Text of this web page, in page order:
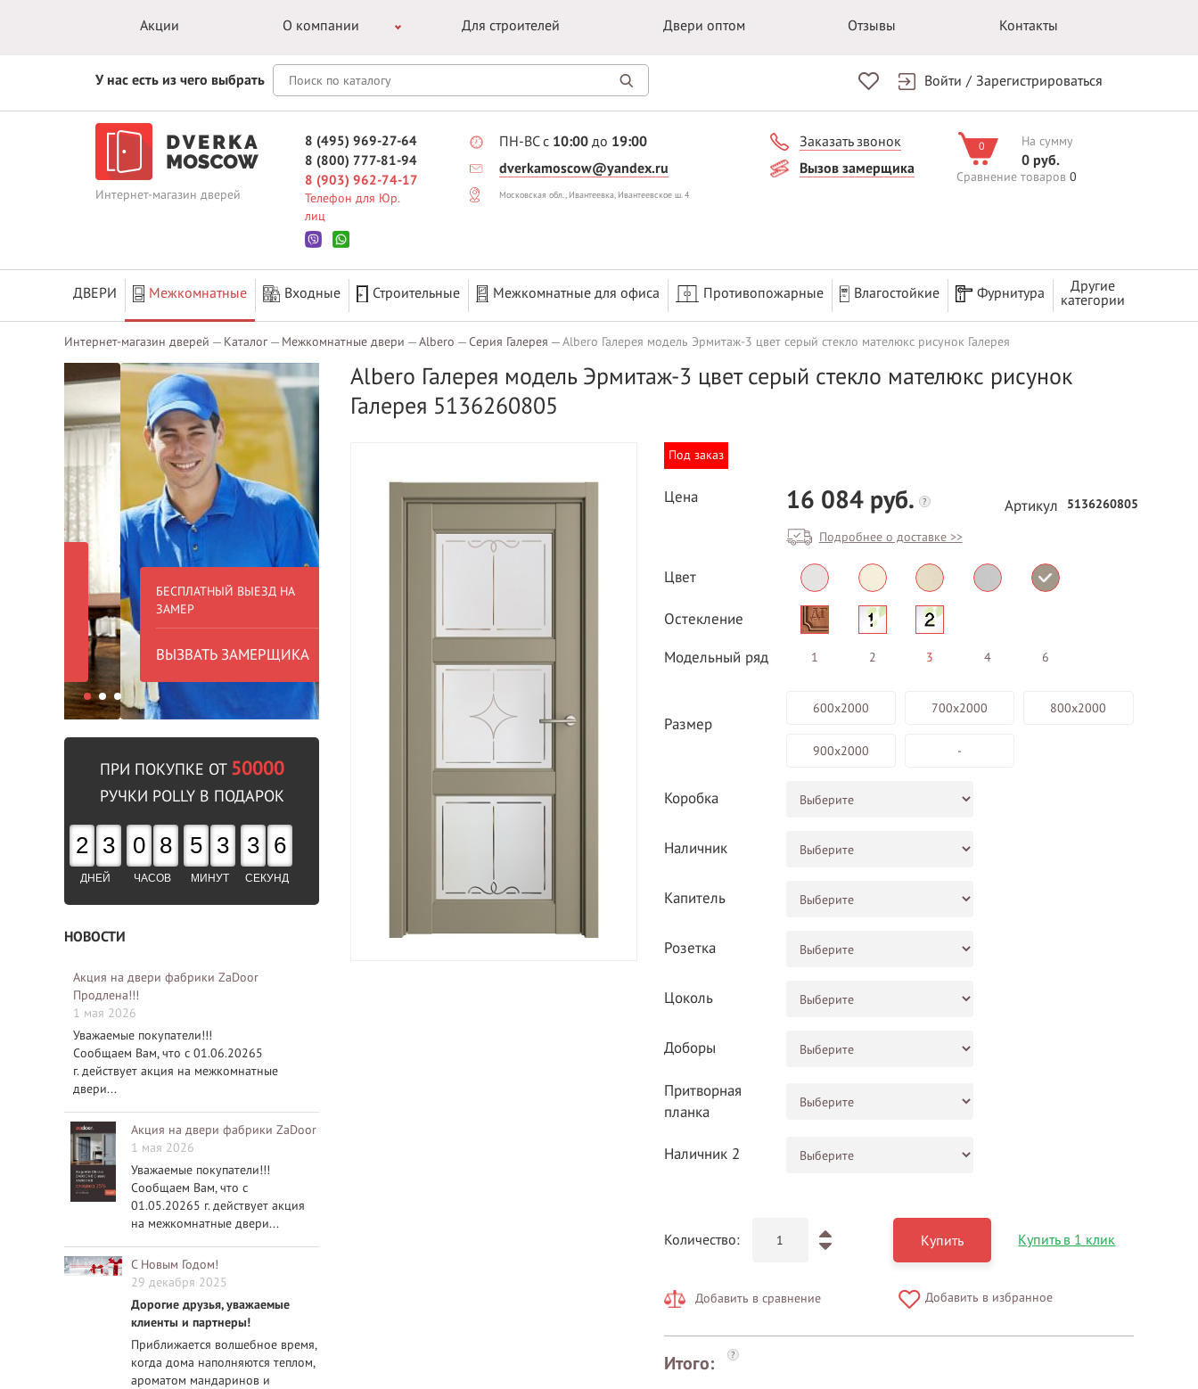
Акции О компании Для строителей Двери оптом Отзывы Контакты
У нас есть из чего выбрать Войти / Зарегистрироваться
Интернет-магазин дверей
8 (495) 969-27-64
8 (800) 777-81-94
8 (903) 962-74-17
Телефон для Юр.
лиц
ПН-ВС с 10:00 до 19:00
dverkamoscow@yandex.ru
Московская обл., Ивантеевка, Ивантеевское ш. 4
Заказать звонок
Вызов замерщика
0 На сумму
0 руб.
Сравнение товаров 0
ДВЕРИ Межкомнатные Входные Строительные Межкомнатные для офиса Противопожарные Влагостойкие Фурнитура
Другие
категории
Интернет-магазин дверей Каталог Межкомнатные двери Albero Серия Галерея Albero Галерея модель Эрмитаж-3 цвет серый стекло мателюкс рисунок Галерея
БЕСПЛАТНЫЙ ВЫЕЗД НА
ЗАМЕР
ВЫЗВАТЬ ЗАМЕРЩИКА
Двери фабрики
выгодным ценам
БЕСПЛАТНЫЙ ВЫЕЗД НА
ЗАМЕР
ВЫЗВАТЬ ЗАМЕРЩИКА
ПРИ ПОКУПКЕ ОТ 50000
РУЧКИ POLLY В ПОДАРОК
2 3
ДНЕЙ
0 8
ЧАСОВ
5 3
МИНУТ
3 5
СЕКУНД
НОВОСТИ
Акция на двери фабрики ZaDoor
Продлена!!!
1 мая 2026
Уважаемые покупатели!!!
Сообщаем Вам, что с 01.06.20265
г. действует акция на межкомнатные
двери...
Акция на двери фабрики ZaDoor
1 мая 2026
Уважаемые покупатели!!!
Сообщаем Вам, что с
01.05.20265 г. действует акция
на межкомнатные двери...
С Новым Годом!
29 декабря 2025
Дорогие друзья, уважаемые
клиенты и партнеры!
Приближается волшебное время,
когда дома наполняются теплом,
ароматом мандаринов и
Albero Галерея модель Эрмитаж-3 цвет серый стекло мателюкс рисунок
Галерея 5136260805
Под заказ
Цена 16 084 руб. ?
Подробнее о доставке >>
Артикул 5136260805
Цвет
Остекление
Модельный ряд 1 2 3 4 6
Размер
600х2000 700х2000 800х2000
900х2000 -
Коробка
Наличник
Капитель
Розетка
Цоколь
Доборы
Притворная
планка
Наличник 2
Количество: Купить Купить в 1 клик
Добавить в сравнение Добавить в избранное
Итого: ?